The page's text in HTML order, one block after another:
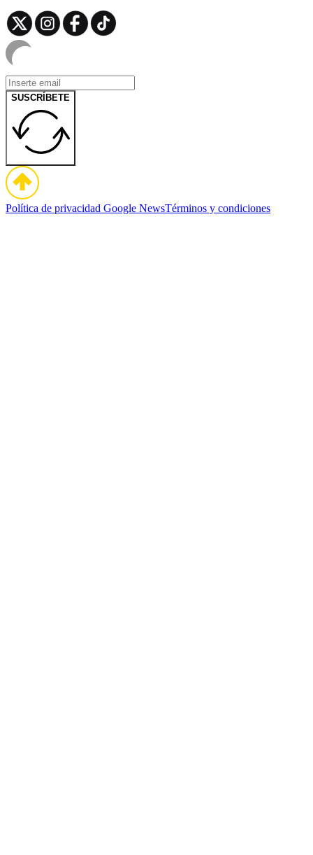
SUSCRÍBETE
Política de privacidad Google NewsTérminos y condiciones